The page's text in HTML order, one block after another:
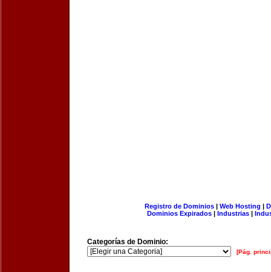
Registro de Dominios| Web Hosting |
Dominios Expirados | Industrias |
Categorías de Dominio:
[Pág.